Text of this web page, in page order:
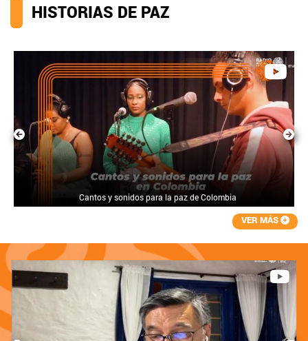
HISTORIAS DE PAZ
Cantos y sonidos para la paz de Colombia
VER MÁS